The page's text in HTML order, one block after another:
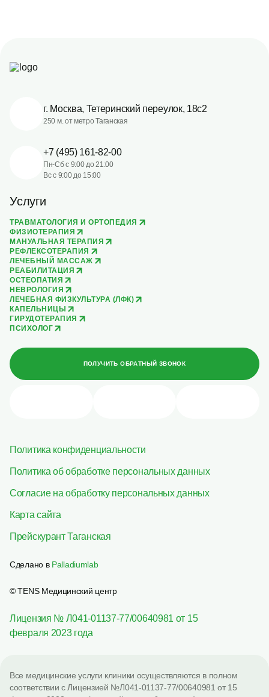
г. Москва, Тетеринский переулок, 18с2
250 м. от метро Таганская
+7 (495) 161-82-00
Пн-Сб с 9:00 до 21:00
Вс с 9:00 до 15:00
Услуги
ТРАВМАТОЛОГИЯ И ОРТОПЕДИЯ
ФИЗИОТЕРАПИЯ
МАНУАЛЬНАЯ ТЕРАПИЯ
РЕФЛЕКСОТЕРАПИЯ
ЛЕЧЕБНЫЙ МАССАЖ
РЕАБИЛИТАЦИЯ
ОСТЕОПАТИЯ
НЕВРОЛОГИЯ
ЛЕЧЕБНАЯ ФИЗКУЛЬТУРА (ЛФК)
КАПЕЛЬНИЦЫ
ГИРУДОТЕРАПИЯ
ПСИХОЛОГ
ПОЛУЧИТЬ ОБРАТНЫЙ ЗВОНОК
© TENS Медицинский центр
Лицензия № Л041-01137-77/00640981 от 15
февраля 2023 года
Политика конфиденциальности
Политика об обработке персональных данных
Согласие на обработку персональных данных
Карта сайта
Прейскурант Таганская
Сделано в Palladiumlab
Все медицинские услуги клиники осуществляются в полном
соответствии с Лицензией №Л041-01137-77/00640981 от 15